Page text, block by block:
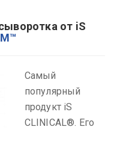
от iS
Cамый
популярный
продукт iS
CLINICAL®. Его